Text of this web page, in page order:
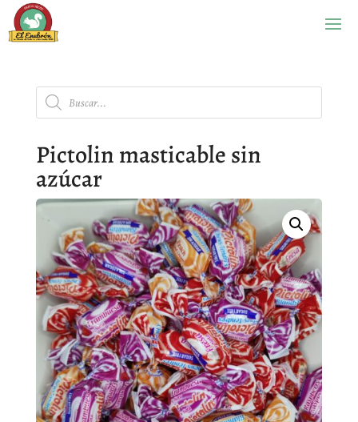
Búsqueda
de
productos
Pictolin masticable sin
azúcar